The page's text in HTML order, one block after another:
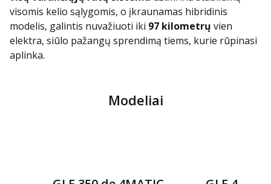
visomis kelio sąlygomis, o įkraunamas hibridinis
modelis, galintis nuvažiuoti iki 97 kilometrų vien
elektra, siūlo pažangų sprendimą tiems, kurie rūpinasi
aplinka.
Modeliai